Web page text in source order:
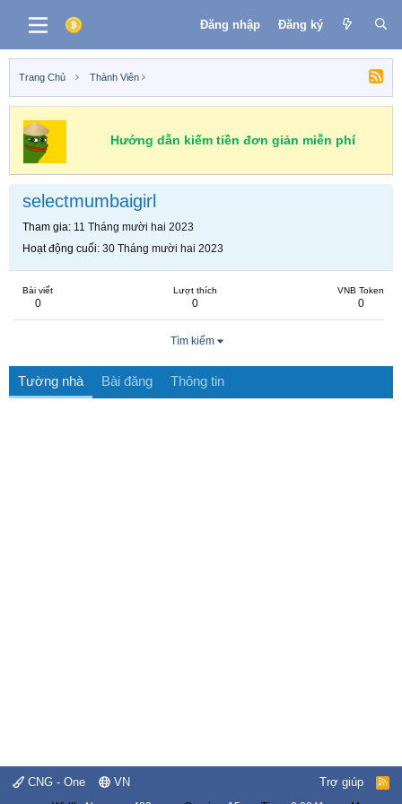
Đăng nhập Đăng ký
Trang Chủ Thành Viên
Hướng dẫn kiếm tiền đơn giản miễn phí
selectmumbaigirl
Tham gia 11 Tháng mười hai 2023
Hoạt động cuối 30 Tháng mười hai 2023
Bài viết
0
Lượt thích
0
VNB Token
0
Tìm kiếm
Tường nhà Bài đăng Thông tin
CNG - One VN Trợ giúp
R